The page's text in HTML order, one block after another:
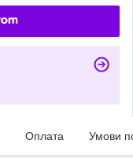
Оплата Умови